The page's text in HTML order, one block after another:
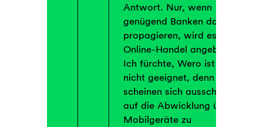
Antwort. Nur, wenn
genügend Banken das
propagieren, wird es auch im
Online-Handel angeboten.
Ich fürchte, Wero ist dafür
nicht geeignet, denn die
scheinen sich ausschließlich
auf die Abwicklung über
Mobilgeräte zu